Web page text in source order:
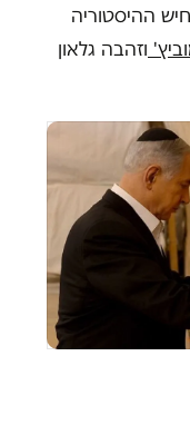
ההיסטוריה
וזהבה גלאון